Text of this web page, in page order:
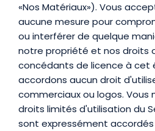
«Nos Matériaux»). Vous
aucune mesure pour
ou interférer de quelque
notre propriété et nos droits
concédants de licence à cet
accordons aucun droit
commerciaux ou logos. Vous
droits limités d'utilisation du
sont expressément